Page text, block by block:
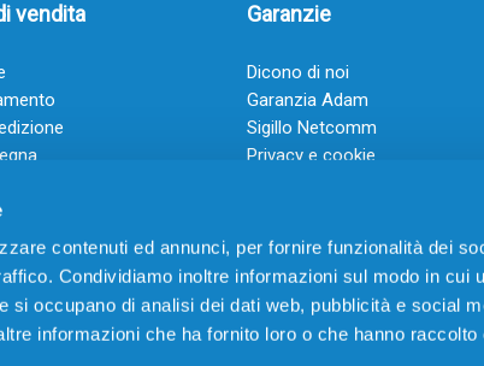
contenuti ed annunci, per fornire funzionalità dei
Condividiamo inoltre informazioni sul modo in cui
si occupano di analisi dei dati web, pubblicità e social
informazioni che ha fornito loro o che hanno raccolto
vendita Garanzie
Dicono di noi
Garanzia Adam
Sigillo Netcomm
Privacy e cookie